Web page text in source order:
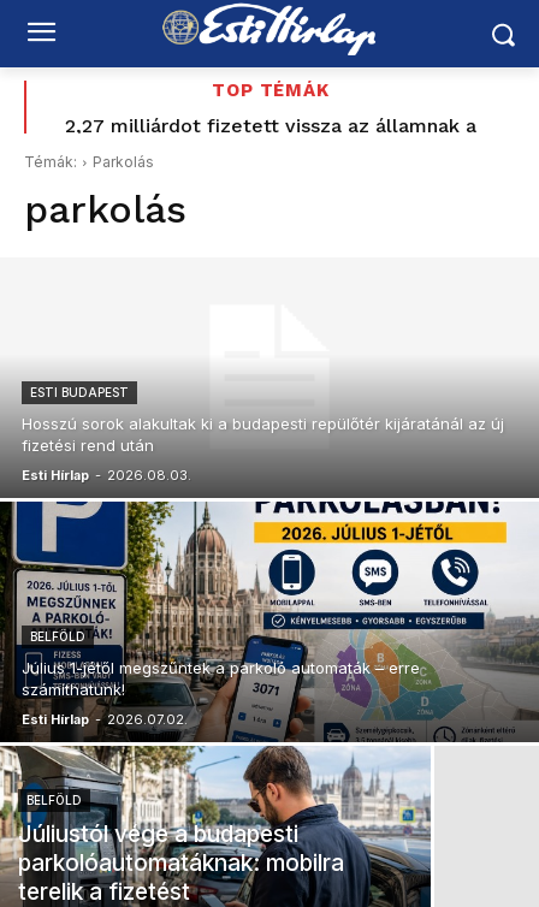
TOP TÉMÁK
2,27 milliárdot fizetett vissza az államnak a
Mészároshoz köthető magántőkealap – Vitézy
Baka Andrást jelöli köztársasági elnöknek a TISZA-
Témák: Parkolás
parkolás
ESTI BUDAPEST
Hosszú sorok alakultak ki a budapesti repülőtér kijáratánál az új
fizetési rend után
Esti Hírlap - 2026.08.03.
BELFÖLD
Július 1-jétől megszűntek a parkoló automaták – erre
számíthatunk!
Esti Hírlap - 2026.07.02.
BELFÖLD
Júliustól vége a budapesti
parkolóautomatáknak: mobilra
terelik a fizetést